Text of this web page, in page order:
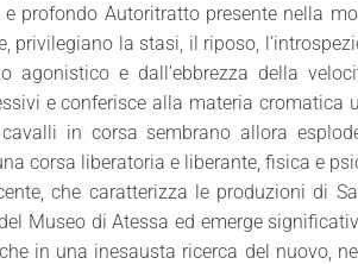
profondo Autoritratto presente nella
privilegiano la stasi, il riposo,
agonistico e dall’ebbrezza della
e conferisce alla materia cromatica
in corsa sembrano allora
corsa liberatoria e liberante, fisica e
che caratterizza le produzioni di
Museo di Atessa ed emerge
in una inesausta ricerca del nuovo,